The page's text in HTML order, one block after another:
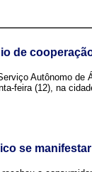
de
Autônomo de
feira (12), na
se